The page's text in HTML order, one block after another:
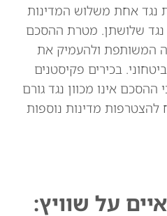
נגד אחת משלוש המדינות
שלושתן. מטרת ההסכם
המשותפת ולהעמיק את
בכירים פקיסטנים
ההסכם אינו מכוון נגד גורם
להצטרפות מדינות נוספות
על שוויץ: